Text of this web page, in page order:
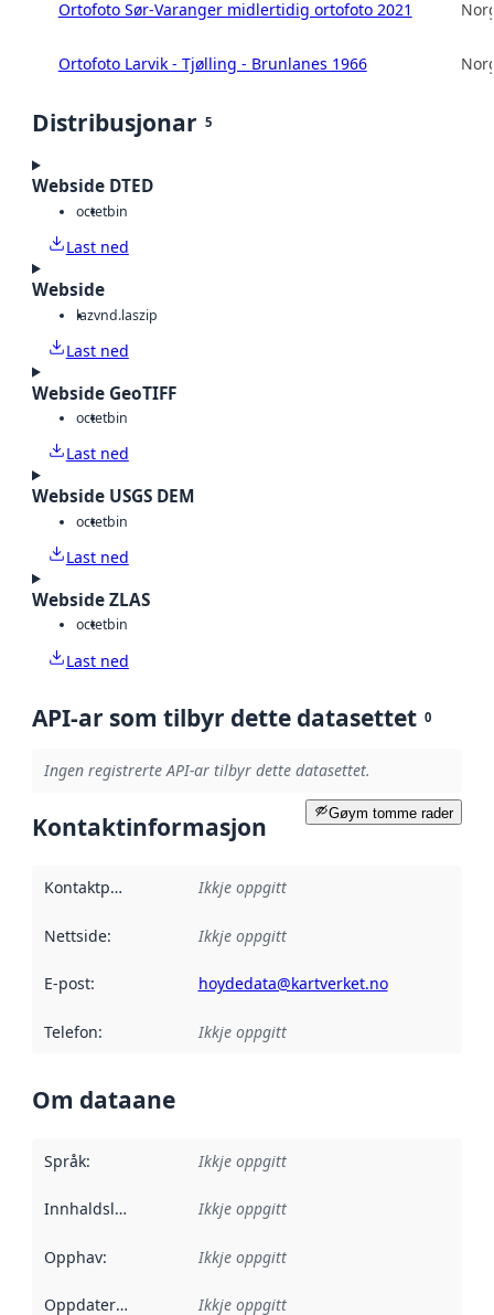
Ortofoto Sør-Varanger midlertidig ortofoto 2021
Ortofoto Larvik - Tjølling - Brunlanes 1966
Distribusjonar 5
Webside DTED
octetbin
Last ned
Webside
lazvnd.laszip
Last ned
Webside GeoTIFF
octetbin
Last ned
Webside USGS DEM
octetbin
Last ned
Webside ZLAS
octetbin
Last ned
API-ar som tilbyr dette datasettet 0
Ingen registrerte API-ar tilbyr dette datasettet.
Gøym tomme rader
Kontaktinformasjon
Kontaktpunkt Ikkje oppgitt
Nettside: Ikkje oppgitt
E-post: hoydedata@kartverket.no
Telefon: Ikkje oppgitt
Om dataane
Språk: Ikkje oppgitt
Innhaldsleverandørar :
Ikkje oppgitt
Opphav: Ikkje oppgitt
Oppdateringsfrekvens :
Ikkje oppgitt